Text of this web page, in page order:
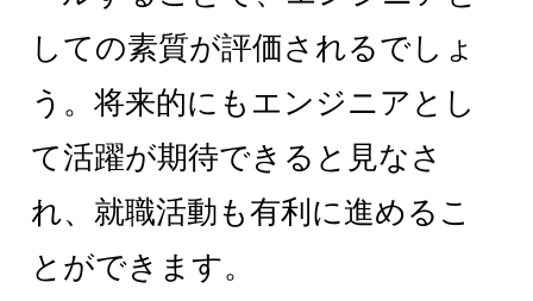
しての素質が評価されるでしょ
う。将来的にもエンジニアとし
て活躍が期待できると見なさ
れ、就職活動も有利に進めるこ
とができます。